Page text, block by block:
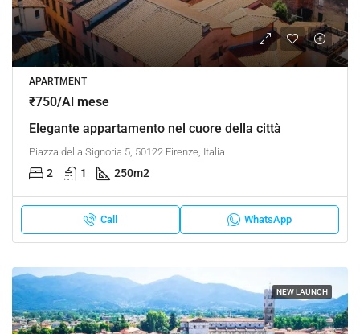
APARTMENT
₹750/Al mese
Elegante appartamento nel cuore della città
Piazza della Signoria 5, 50122 Firenze, Italia
2 1 250m2
Call WhatsApp
NEW LAUNCH